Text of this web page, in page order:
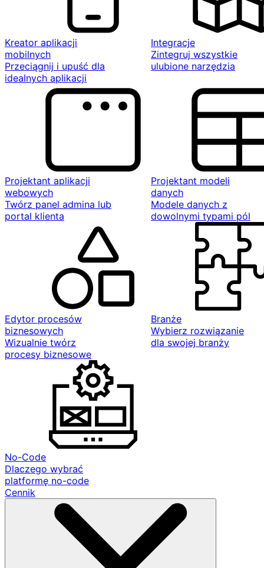
Kreator aplikacji
mobilnych
Przeciągnij i upuść dla
idealnych aplikacji
Integracje
Zintegruj wszystkie
ulubione narzędzia
Projektant aplikacji
webowych
Twórz panel admina lub
portal klienta
Projektant modeli
danych
Modele danych z
dowolnymi typami pól
Edytor procesów
biznesowych
Wizualnie twórz
procesy biznesowe
Branże
Wybierz rozwiązanie
dla swojej branży
No-Code
Dlaczego wybrać
platformę no-code
Cennik